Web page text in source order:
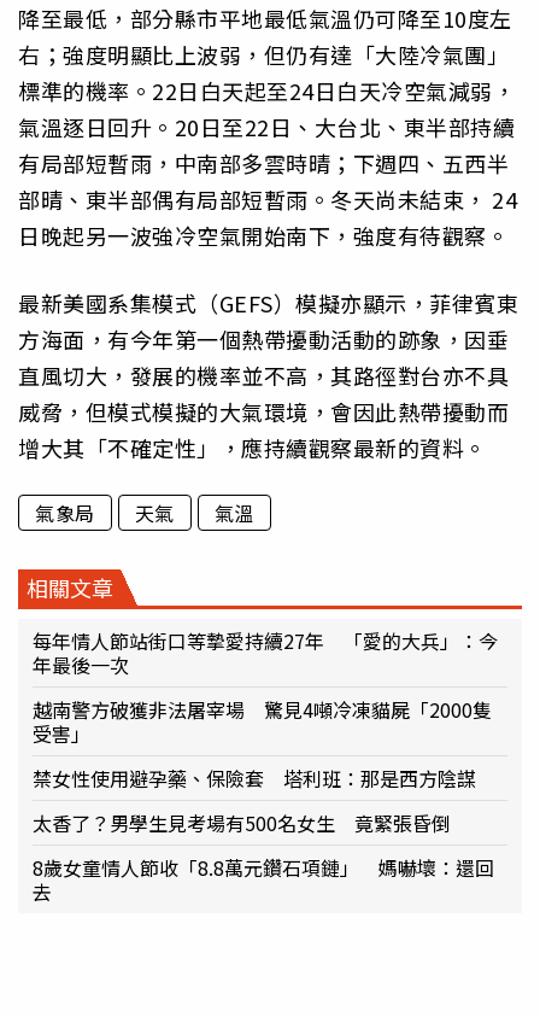
降至最低，部分縣市平地最低氣溫仍可降至10度左
右；強度明顯比上波弱，但仍有達「大陸冷氣團」
標準的機率。22日白天起至24日白天冷空氣減弱，
氣溫逐日回升。20日至22日、大台北、東半部持續
有局部短暫雨，中南部多雲時晴；下週四、五西半
部晴、東半部偶有局部短暫雨。冬天尚未結束， 24
日晚起另一波強冷空氣開始南下，強度有待觀察。
最新美國系集模式（GEFS）模擬亦顯示，菲律賓東
方海面，有今年第一個熱帶擾動活動的跡象，因垂
直風切大，發展的機率並不高，其路徑對台亦不具
威脅，但模式模擬的大氣環境，會因此熱帶擾動而
增大其「不確定性」，應持續觀察最新的資料。
氣象局 天氣 氣溫
相關文章
每年情人節站街口等摯愛持續27年 「愛的大兵」：今
年最後一次
越南警方破獲非法屠宰場 驚見4噸冷凍貓屍「2000隻
受害」
禁女性使用避孕藥、保險套 塔利班：那是西方陰謀
太香了？男學生見考場有500名女生 竟緊張昏倒
8歲女童情人節收「8.8萬元鑽石項鏈」 媽嚇壞：還回
去